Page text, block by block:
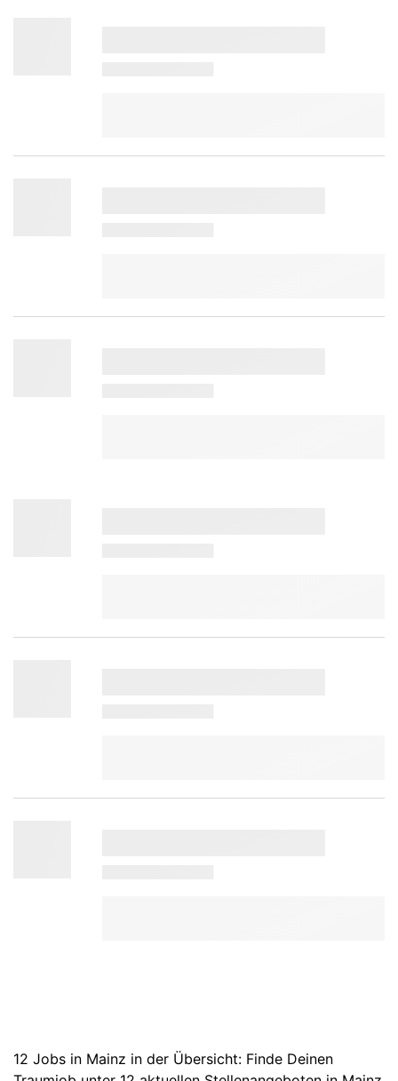
12 Jobs in Mainz in der Übersicht: Finde Deinen